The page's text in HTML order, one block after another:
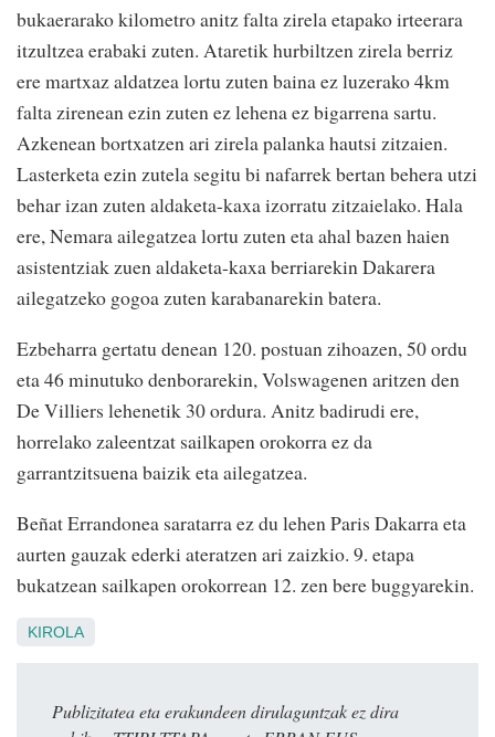
bukaerarako kilometro anitz falta zirela etapako irteerara
itzultzea erabaki zuten. Ataretik hurbiltzen zirela berriz
ere martxaz aldatzea lortu zuten baina ez luzerako 4km
falta zirenean ezin zuten ez lehena ez bigarrena sartu.
Azkenean bortxatzen ari zirela palanka hautsi zitzaien.
Lasterketa ezin zutela segitu bi nafarrek bertan behera utzi
behar izan zuten aldaketa-kaxa izorratu zitzaielako. Hala
ere, Nemara ailegatzea lortu zuten eta ahal bazen haien
asistentziak zuen aldaketa-kaxa berriarekin Dakarera
ailegatzeko gogoa zuten karabanarekin batera.
Ezbeharra gertatu denean 120. postuan zihoazen, 50 ordu
eta 46 minutuko denborarekin, Volswagenen aritzen den
De Villiers lehenetik 30 ordura. Anitz badirudi ere,
horrelako zaleentzat sailkapen orokorra ez da
garrantzitsuena baizik eta ailegatzea.
Beñat Errandonea saratarra ez du lehen Paris Dakarra eta
aurten gauzak ederki ateratzen ari zaizkio. 9. etapa
bukatzean sailkapen orokorrean 12. zen bere buggyarekin.
KIROLA
Publizitatea eta erakundeen dirulaguntzak ez dira